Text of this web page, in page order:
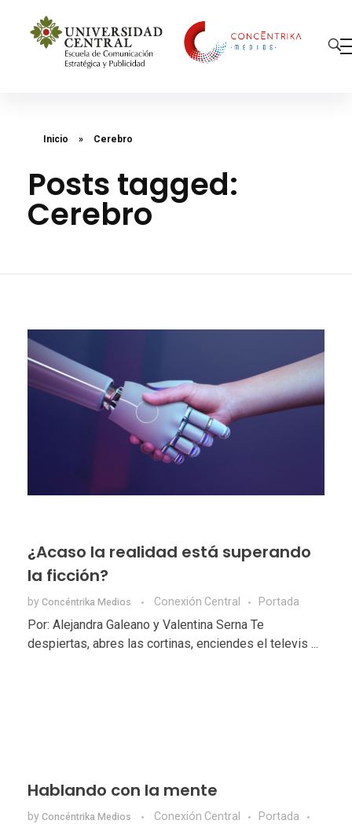
Inicio » Cerebro
Posts tagged:
Cerebro
¿Acaso la realidad está superando
la ficción?
by Concéntrika Medios Conexión Central Portada
Por: Alejandra Galeano y Valentina Serna Te
despiertas, abres las cortinas, enciendes el televis ...
Hablando con la mente
by Concéntrika Medios Conexión Central
Portada